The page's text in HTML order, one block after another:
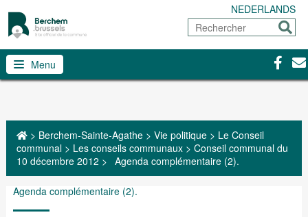
NEDERLANDS
Rechercher
Menu
> Berchem-Sainte-Agathe> Vie politique> Le Conseil
communal> Les conseils communaux> Conseil communal du
10 décembre 2012 > Agenda complémentaire (2).
Agenda complémentaire (2).